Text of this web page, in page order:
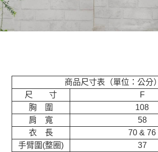
商品尺寸表（單位：公分）
尺 寸
F
胸 圍
108
肩 寬
58
衣 長
70 & 76
手臂圍(整圈)
37